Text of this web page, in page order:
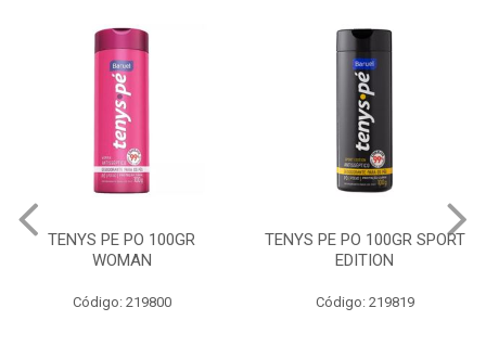
TENYS PE PO 100GR
WOMAN
Código: 219800
TENYS PE PO 100GR SPORT
EDITION
Código: 219819